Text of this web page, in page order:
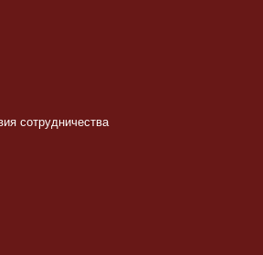
сотрудничества